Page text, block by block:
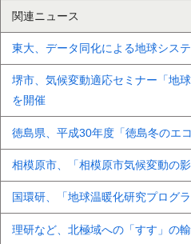
関連ニュース
東大、データ同化による地球シス
堺市、気候変動適応セミナー「地
を開催
徳島県、平成30年度「徳島冬のエ
相模原市、「相模原市気候変動の
国環研、「地球温暖化研究プログ
理研など、北極域への「すす」の